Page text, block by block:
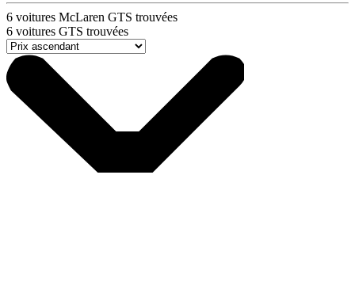
6 voitures McLaren GTS trouvées
6 voitures GTS trouvées